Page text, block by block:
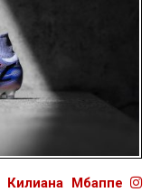
Килиана Мбаппе